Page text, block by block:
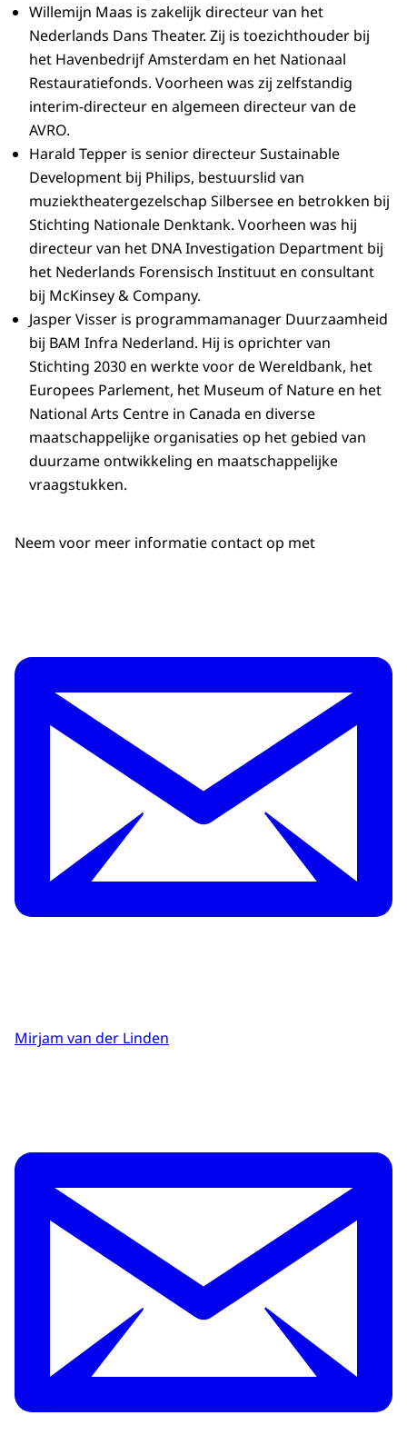
Willemijn Maas is zakelijk directeur van het
Nederlands Dans Theater. Zij is toezichthouder bij
het Havenbedrijf Amsterdam en het Nationaal
Restauratiefonds. Voorheen was zij zelfstandig
interim-directeur en algemeen directeur van de
AVRO.
Harald Tepper is senior directeur Sustainable
Development bij Philips, bestuurslid van
muziektheatergezelschap Silbersee en betrokken bij
Stichting Nationale Denktank. Voorheen was hij
directeur van het DNA Investigation Department bij
het Nederlands Forensisch Instituut en consultant
bij McKinsey & Company.
Jasper Visser is programmamanager Duurzaamheid
bij BAM Infra Nederland. Hij is oprichter van
Stichting 2030 en werkte voor de Wereldbank, het
Europees Parlement, het Museum of Nature en het
National Arts Centre in Canada en diverse
maatschappelijke organisaties op het gebied van
duurzame ontwikkeling en maatschappelijke
vraagstukken.
Neem voor meer informatie contact op met
Mirjam van der Linden